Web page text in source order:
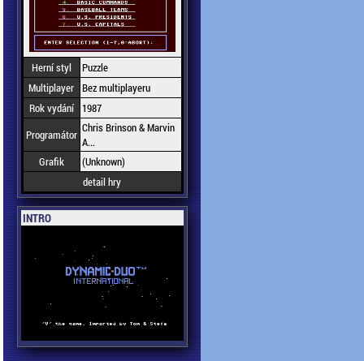
Herní styl
Puzzle
Multiplayer Bez multiplayeru
Rok vydání
1987
Programátor Chris Brinson & Marvin
A...
Grafik
(Unknown)
detail hry
INTRO